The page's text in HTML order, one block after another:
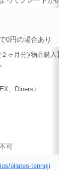
0円の場合あり
ヶ月分)/物品購入】
、Diners）
可
pilates-tennoji